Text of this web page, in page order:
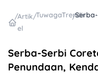
/Artik
el
/TuwagaTrending
/
Serba-Serbi
Penundaan,